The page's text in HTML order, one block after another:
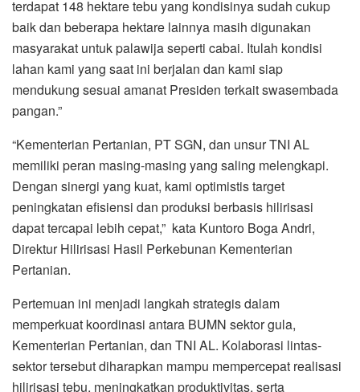
terdapat 148 hektare tebu yang kondisinya sudah cukup
baik dan beberapa hektare lainnya masih digunakan
masyarakat untuk palawija seperti cabai. Itulah kondisi
lahan kami yang saat ini berjalan dan kami siap
mendukung sesuai amanat Presiden terkait swasembada
pangan.”
“Kementerian Pertanian, PT SGN, dan unsur TNI AL
memiliki peran masing-masing yang saling melengkapi.
Dengan sinergi yang kuat, kami optimistis target
peningkatan efisiensi dan produksi berbasis hilirisasi
dapat tercapai lebih cepat,” kata Kuntoro Boga Andri,
Direktur Hilirisasi Hasil Perkebunan Kementerian
Pertanian.
Pertemuan ini menjadi langkah strategis dalam
memperkuat koordinasi antara BUMN sektor gula,
Kementerian Pertanian, dan TNI AL. Kolaborasi lintas-
sektor tersebut diharapkan mampu mempercepat realisasi
hilirisasi tebu, meningkatkan produktivitas, serta